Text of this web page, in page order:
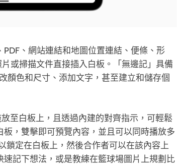
、網站連結和地圖位置連結、便條、形
或掃描文件直接插入白板。「無邊記」具備
顏色和尺寸、添加文字，甚至建立和儲存個
至白板上，且透過內建的對齊指示，可輕鬆
，雙擊即可預覽內容，並且可以同時播放多
鎖定在白板上，然後合作者可以在該內容上
記下想法，或是教練在籃球場圖片上規劃比